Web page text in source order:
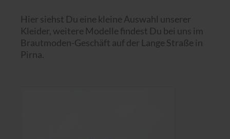
Hier siehst Du eine kleine Auswahl unserer
Kleider, weitere Modelle findest Du bei uns im
Brautmoden-Geschäft auf der Lange Straße in
Pirna.